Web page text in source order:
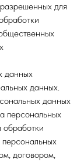
для
данных
данных.
данных
персональных
обработки
договором,